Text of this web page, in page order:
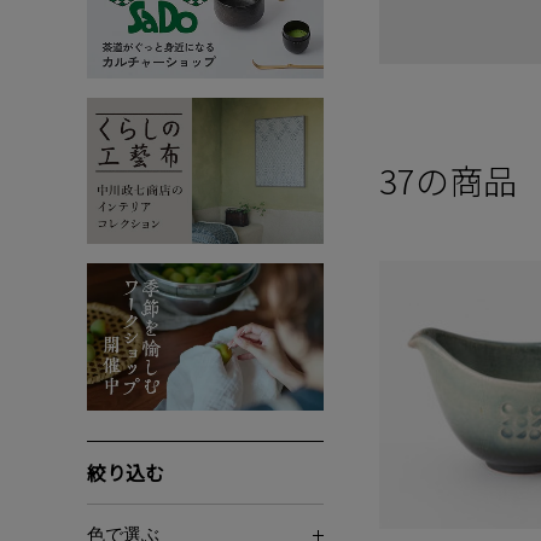
絞り込む
色で選ぶ
37の商品